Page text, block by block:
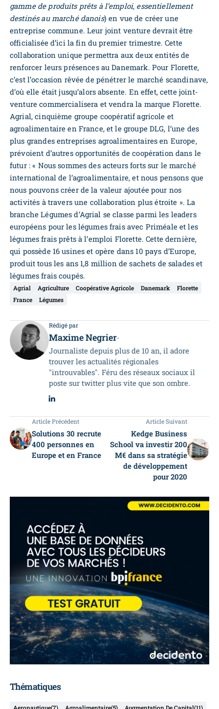
gamme de produits prêts à l’emploi, essentiellement
destinés au marché danois) en vue de créer une
entreprise commune. Leur joint venture devrait être
officialisée d’ici la fin du premier trimestre. Cette
collaboration unique permettra aux deux entités de
renforcer leurs présences au Danemark. Pour Florette,
c’est l’occasion rêvée de pénétrer le marché scandinave,
d’où elle était jusqu’alors absente. En effet, cette joint-
venture commercialisera et vendra la marque Florette.
Agrial, cinquième groupe coopératif agricole et
agroalimentaire en France, et le groupe DLG, l’une des
plus grandes entreprises agroalimentaires en Europe,
prévoient d’autres opportunités de coopération dans le
futur : « Nous sommes des acteurs forts sur le marché
international de l’agroalimentaire, et nous pensons que
nous pouvons créer de la valeur ajoutée pour nos
activités à travers une collaboration plus étroite ». La
branche Légumes d’Agrial se classe parmi les leaders
européens pour les légumes frais avec Priméale et les
légumes frais prêts à l’emploi Florette. Cette dernière,
qui possède 16 usines et opère dans 10 pays d’Europe,
produit tous les ans 1,8 million de sachets de salades et
légumes frais coupés.
Agrial Agriculture Coopérative Agricole Danemark
Florette
France
Légumes
Rédigé par
Maxime Negrier-
Journaliste depuis plus de 10 an, il adore
trouver les actualités régionales
"introuvables". Féru des réseaux sociaux il
poste sur twitter plus vite que son ombre.
Article Précédent
Solutions 30 recrute
400 personnes en
Europe et en France
Article Suivant
Kedge Business
School va investir 200
M€ dans sa stratégie
de développement
pour 2020
Thématiques